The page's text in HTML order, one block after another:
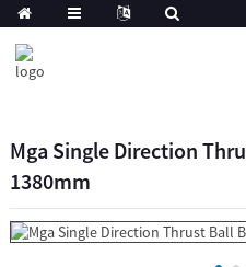
Mga Single Direction
1380mm